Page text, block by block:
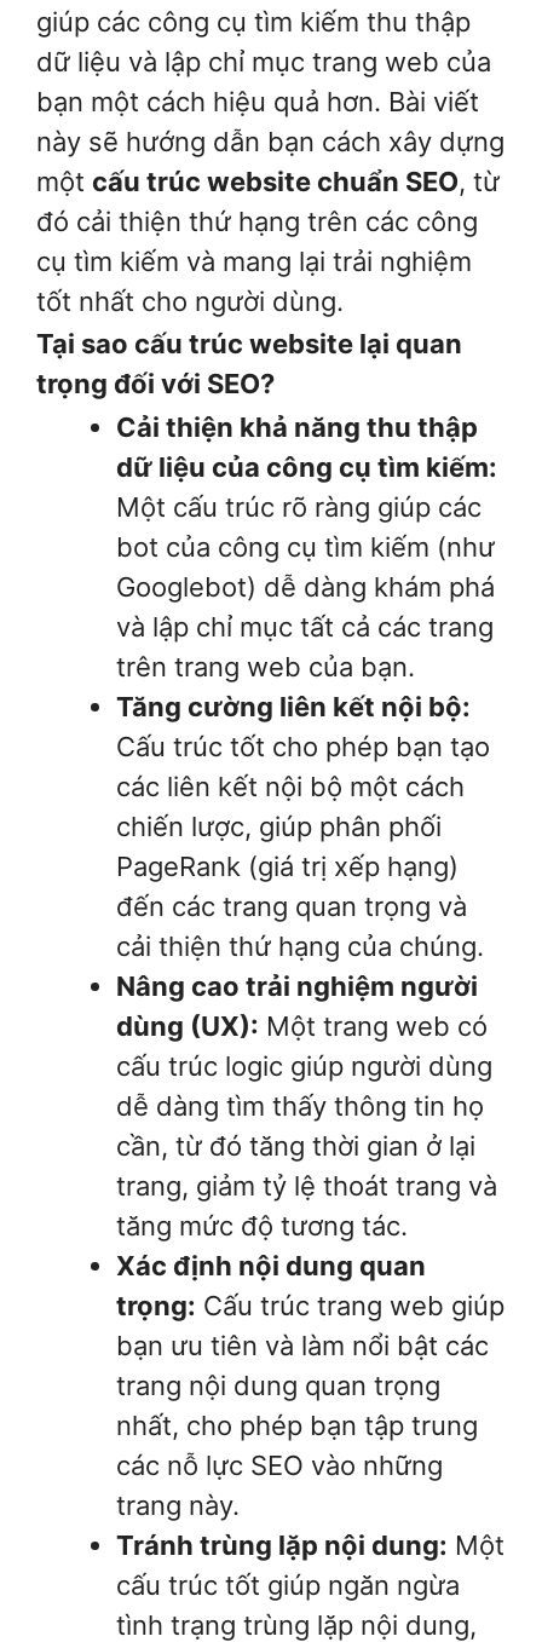
giúp các công cụ tìm kiếm thu thập
dữ liệu và lập chỉ mục trang web của
bạn một cách hiệu quả hơn. Bài viết
này sẽ hướng dẫn bạn cách xây dựng
một cấu trúc website chuẩn SEO, từ
đó cải thiện thứ hạng trên các công
cụ tìm kiếm và mang lại trải nghiệm
tốt nhất cho người dùng.
Tại sao cấu trúc website lại quan
trọng đối với SEO?
Cải thiện khả năng thu thập
dữ liệu của công cụ tìm kiếm:
Một cấu trúc rõ ràng giúp các
bot của công cụ tìm kiếm (như
Googlebot) dễ dàng khám phá
và lập chỉ mục tất cả các trang
trên trang web của bạn.
Tăng cường liên kết nội bộ:
Cấu trúc tốt cho phép bạn tạo
các liên kết nội bộ một cách
chiến lược, giúp phân phối
PageRank (giá trị xếp hạng)
đến các trang quan trọng và
cải thiện thứ hạng của chúng.
Nâng cao trải nghiệm người
dùng (UX): Một trang web có
cấu trúc logic giúp người dùng
dễ dàng tìm thấy thông tin họ
cần, từ đó tăng thời gian ở lại
trang, giảm tỷ lệ thoát trang và
tăng mức độ tương tác.
Xác định nội dung quan
trọng: Cấu trúc trang web giúp
bạn ưu tiên và làm nổi bật các
trang nội dung quan trọng
nhất, cho phép bạn tập trung
các nỗ lực SEO vào những
trang này.
Tránh trùng lặp nội dung: Một
cấu trúc tốt giúp ngăn ngừa
tình trạng trùng lặp nội dung,